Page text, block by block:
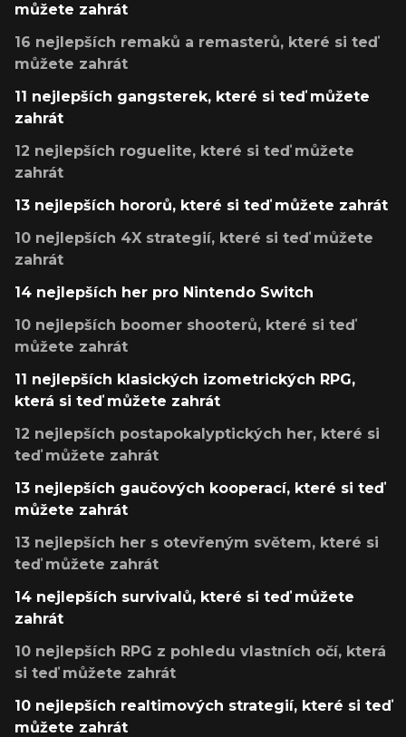
můžete zahrát
16 nejlepších remaků a remasterů, které si teď
můžete zahrát
11 nejlepších gangsterek, které si teď můžete
zahrát
12 nejlepších roguelite, které si teď můžete
zahrát
13 nejlepších hororů, které si teď můžete zahrát
10 nejlepších 4X strategií, které si teď můžete
zahrát
14 nejlepších her pro Nintendo Switch
10 nejlepších boomer shooterů, které si teď
můžete zahrát
11 nejlepších klasických izometrických RPG,
která si teď můžete zahrát
12 nejlepších postapokalyptických her, které si
teď můžete zahrát
13 nejlepších gaučových kooperací, které si teď
můžete zahrát
13 nejlepších her s otevřeným světem, které si
teď můžete zahrát
14 nejlepších survivalů, které si teď můžete
zahrát
10 nejlepších RPG z pohledu vlastních očí, která
si teď můžete zahrát
10 nejlepších realtimových strategií, které si teď
můžete zahrát